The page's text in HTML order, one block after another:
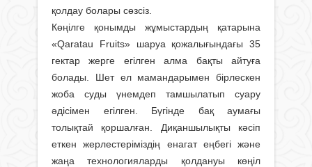
қолдау болары сөзсіз.
Көңілге қонымды жұмыстардың қатарына
«Qaratau Fruits» шаруа қожалығындағы 35
гектар жерге егілген алма бақты айтуға
болады. Шет ел мамандарымен бірлескен
жоба суды үнемдеп тамшылатып суару
әдісімен егілген. Бүгінде бақ аумағы
толықтай қоршалған. Диқаншылықты кәсіп
еткен жерлестеріміздің енагат еңбегі және
жаңа технологияларды қолдануы көңіл